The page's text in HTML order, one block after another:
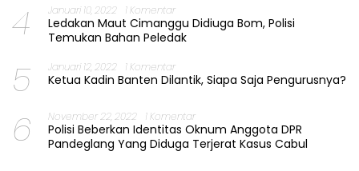
4 Januari 10, 2022 1 Komentar
Ledakan Maut Cimanggu Didiuga Bom, Polisi
Temukan Bahan Peledak
5 Januari 12, 2022 1 Komentar
Ketua Kadin Banten Dilantik, Siapa Saja Pengurusnya?
6 November 22, 2022 1 Komentar
Polisi Beberkan Identitas Oknum Anggota DPR
Pandeglang Yang Diduga Terjerat Kasus Cabul